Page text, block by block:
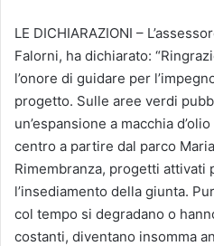
LE DICHIARAZIONI –
Falorni, ha dichiarato:
l’onore di guidare per
progetto. Sulle aree verdi
un’espansione a macchia
centro a partire dal parco
Rimembranza, progetti attivati
l’insediamento della giunta.
col tempo si degradano o
costanti, diventano insomma